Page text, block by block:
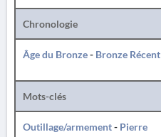
Chronologie
Âge du Bronze- Bronze Récent
Mots-clés
Outillage/armement- Pierre